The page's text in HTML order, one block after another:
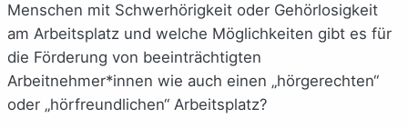
Menschen mit Schwerhörigkeit oder Gehörlosigkeit
am Arbeitsplatz und welche Möglichkeiten gibt es für
die Förderung von beeinträchtigten
Arbeitnehmer*innen wie auch einen „hörgerechten“
oder „hörfreundlichen“ Arbeitsplatz?